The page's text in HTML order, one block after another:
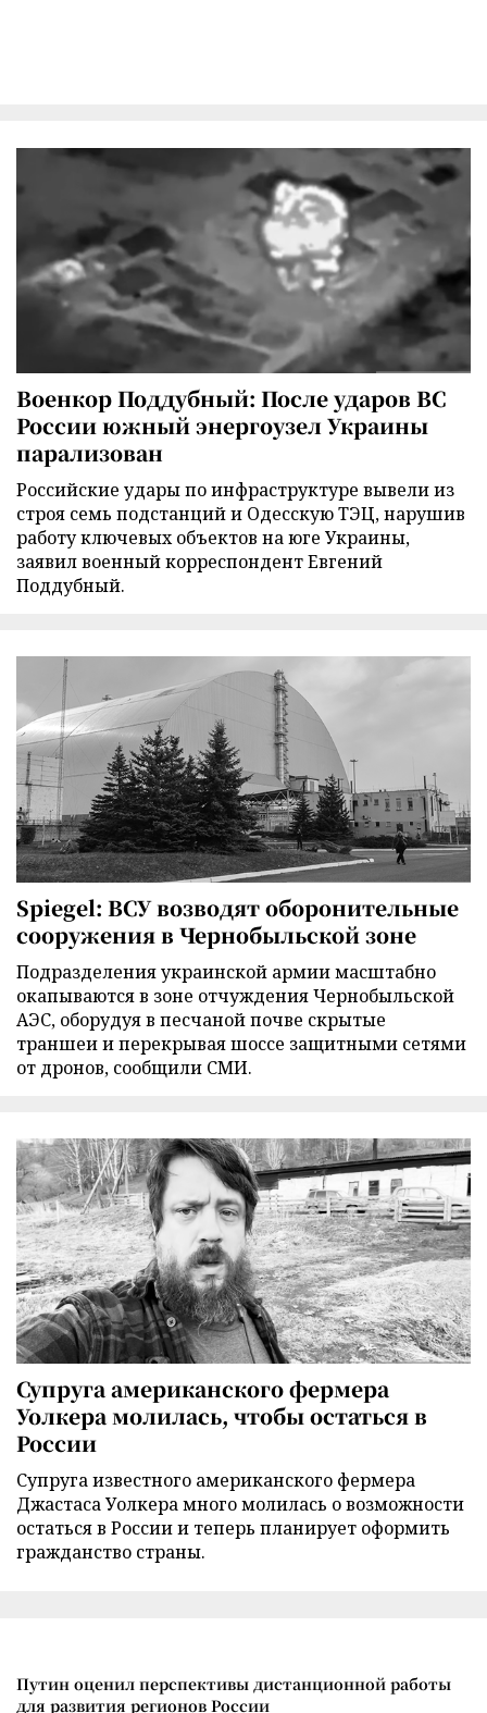
Военкор Поддубный: После ударов ВС
России южный энергоузел Украины
парализован
Российские удары по инфраструктуре вывели из
строя семь подстанций и Одесскую ТЭЦ, нарушив
работу ключевых объектов на юге Украины,
заявил военный корреспондент Евгений
Поддубный.
Spiegel: ВСУ возводят оборонительные
сооружения в Чернобыльской зоне
Подразделения украинской армии масштабно
окапываются в зоне отчуждения Чернобыльской
АЭС, оборудуя в песчаной почве скрытые
траншеи и перекрывая шоссе защитными сетями
от дронов, сообщили СМИ.
Супруга американского фермера
Уолкера молилась, чтобы остаться в
России
Супруга известного американского фермера
Джастаса Уолкера много молилась о возможности
остаться в России и теперь планирует оформить
гражданство страны.
Путин оценил перспективы дистанционной работы
для развития регионов России